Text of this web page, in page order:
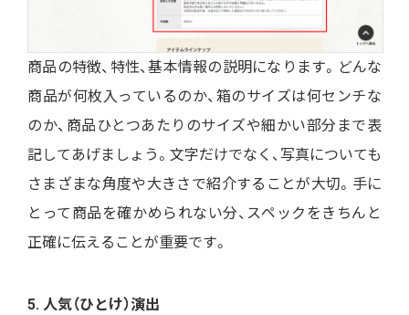
商品の特徴、特性、基本情報の説明になります。どんな
商品が何枚入っているのか、箱のサイズは何センチな
のか、商品ひとつあたりのサイズや細かい部分まで表
記してあげましょう。文字だけでなく、写真についても
さまざまな角度や大きさで紹介することが大切。手に
とって商品を確かめられない分、スペックをきちんと
正確に伝えることが重要です。
5. 人気（ひとけ）演出